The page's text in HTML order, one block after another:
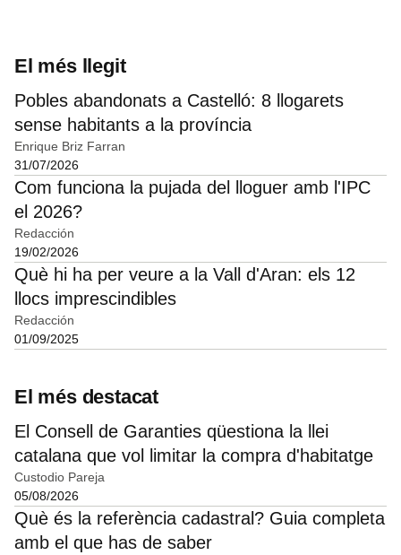
El més llegit
Pobles abandonats a Castelló: 8 llogarets
sense habitants a la província
Enrique Briz Farran
31/07/2026
Com funciona la pujada del lloguer amb l'IPC
el 2026?
Redacción
19/02/2026
Què hi ha per veure a la Vall d'Aran: els 12
llocs imprescindibles
Redacción
01/09/2025
El més destacat
El Consell de Garanties qüestiona la llei
catalana que vol limitar la compra d'habitatge
Custodio Pareja
05/08/2026
Què és la referència cadastral? Guia completa
amb el que has de saber